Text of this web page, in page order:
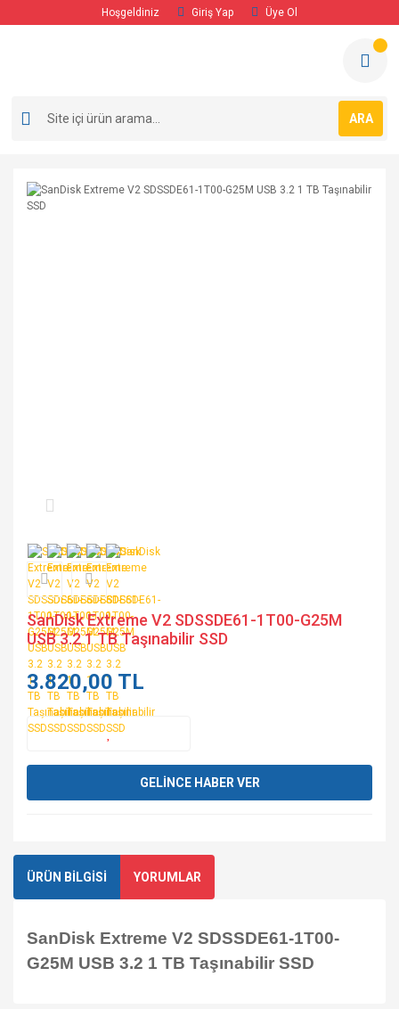
Hoşgeldiniz Giriş Yap Üye Ol
ARA
SanDisk Extreme V2 SDSSDE61-1T00-G25M
USB 3.2 1 TB Taşınabilir SSD
3.820,00 TL
GELİNCE HABER VER
ÜRÜN BİLGİSİ YORUMLAR
SanDisk Extreme V2 SDSSDE61-1T00-
G25M USB 3.2 1 TB Taşınabilir SSD